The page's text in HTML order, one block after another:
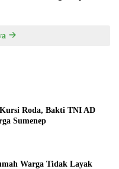
Roda, Bakti TNI AD
Sumenep
Warga Tidak Layak